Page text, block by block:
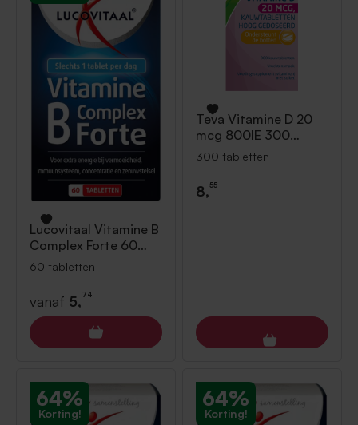
Lucovitaal Vitamine B
Complex Forte 60
tabletten
60 tabletten
vanaf 5,74
Teva Vitamine D 20
mcg 800IE 300
tabletten
300 tabletten
8,55
64%
Korting!
64%
Korting!